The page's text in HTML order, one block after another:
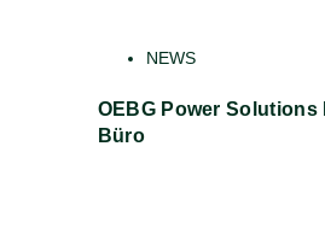
NEWS
OEBG Power
Büro